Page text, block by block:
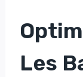
Les